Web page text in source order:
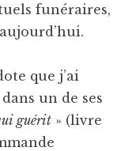
funéraires,
que j’ai
un de ses
guérit » (livre